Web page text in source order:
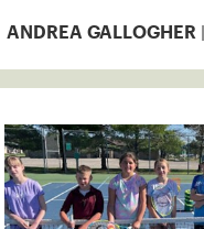
ANDREA GALLOGHER